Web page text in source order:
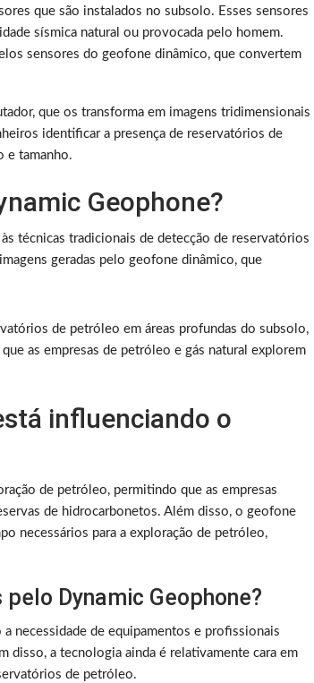
que são instalados no subsolo. Esses sensores
sísmica natural ou provocada pelo homem.
sensores do geofone dinâmico, que convertem
que os transforma em imagens tridimensionais
identificar a presença de reservatórios de
e tamanho.
Geophone?
técnicas tradicionais de detecção de reservatórios
geradas pelo geofone dinâmico, que
de petróleo em áreas profundas do subsolo,
as empresas de petróleo e gás natural explorem
influenciando o
de petróleo, permitindo que as empresas
de hidrocarbonetos. Além disso, o geofone
necessários para a exploração de petróleo,
Dynamic Geophone?
necessidade de equipamentos e profissionais
disso, a tecnologia ainda é relativamente cara em
de petróleo.